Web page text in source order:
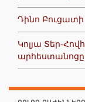
Դինո Բուցատի
Կոլյա Տեր-